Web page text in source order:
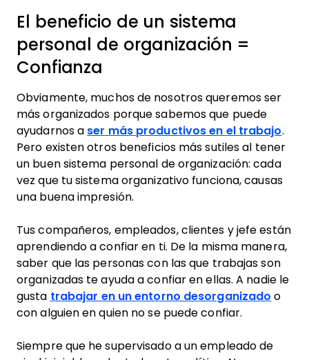
El beneficio de un sistema
personal de organización =
Confianza
Obviamente, muchos de nosotros queremos ser
más organizados porque sabemos que puede
ayudarnos a ser más productivos en el trabajo.
Pero existen otros beneficios más sutiles al tener
un buen sistema personal de organización: cada
vez que tu sistema organizativo funciona, causas
una buena impresión.
Tus compañeros, empleados, clientes y jefe están
aprendiendo a confiar en ti. De la misma manera,
saber que las personas con las que trabajas son
organizadas te ayuda a confiar en ellas. A nadie le
gusta trabajar en un entorno desorganizado o
con alguien en quien no se puede confiar.
Siempre que he supervisado a un empleado de